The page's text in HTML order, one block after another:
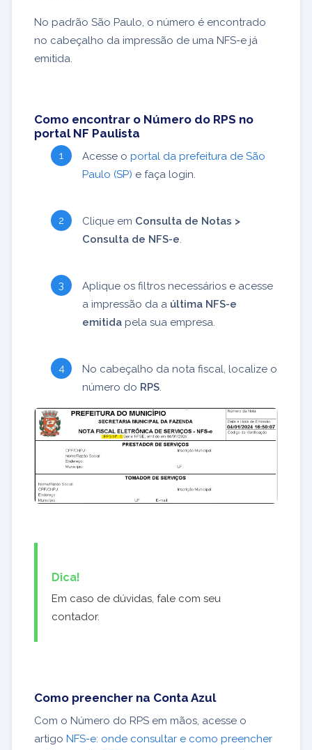
No padrão São Paulo, o número é encontrado
no cabeçalho da impressão de uma NFS-e já
emitida.
Como encontrar o Número do RPS no
portal NF Paulista
Acesse o portal da prefeitura de São
Paulo (SP) e faça login.
Clique em Consulta de Notas >
Consulta de NFS-e.
Aplique os filtros necessários e acesse
a impressão da a última NFS-e
emitida pela sua empresa.
No cabeçalho da nota fiscal, localize o
número do RPS.
Dica!
Em caso de dúvidas, fale com seu
contador.
Como preencher na Conta Azul
Com o Número do RPS em mãos, acesse o
artigo NFS-e: onde consultar e como preencher